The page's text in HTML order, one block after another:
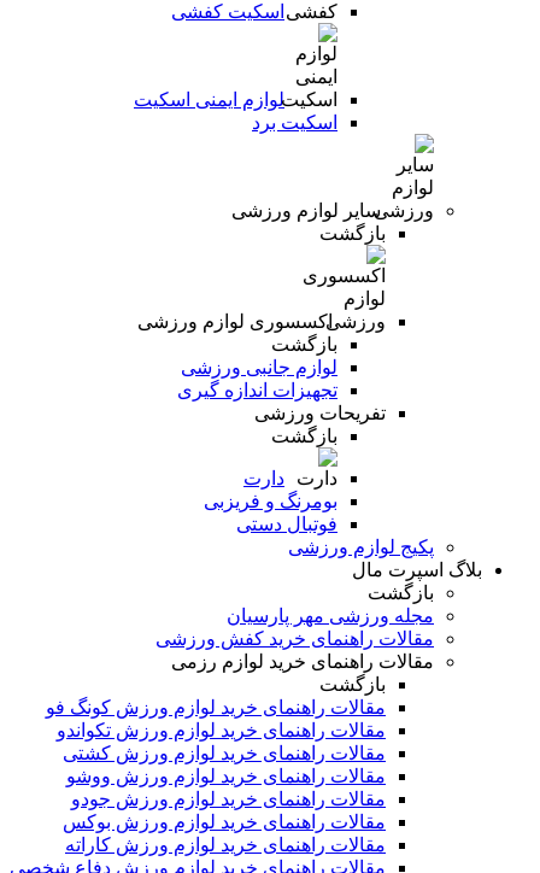
اسکیت کفشی
لوازم ایمنی اسکیت
اسکیت برد
سایر لوازم ورزشی
بازگشت
اکسسوری لوازم ورزشی
بازگشت
لوازم جانبی ورزشی
تجهیزات اندازه گیری
تفریحات ورزشی
بازگشت
دارت
بومرنگ و فریزبی
فوتبال دستی
پکیج لوازم ورزشی
بلاگ اسپرت مال
بازگشت
مجله ورزشی مهر پارسیان
مقالات راهنمای خرید کفش ورزشی
مقالات راهنمای خرید لوازم رزمی
بازگشت
مقالات راهنمای خرید لوازم ورزش کونگ فو
مقالات راهنمای خرید لوازم ورزش تکواندو
مقالات راهنمای خرید لوازم ورزش کشتی
مقالات راهنمای خرید لوازم ورزش ووشو
مقالات راهنمای خرید لوازم ورزش جودو
مقالات راهنمای خرید لوازم ورزش بوکس
مقالات راهنمای خرید لوازم ورزش کاراته
مقالات راهنمای خرید لوازم ورزش دفاع شخصی